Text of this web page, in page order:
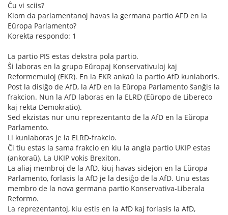
Ĉu vi sciis?
Kiom da parlamentanoj havas la germana partio AFD en la
Eŭropa Parlamento?
Korekta respondo: 1
La partio PIS estas dekstra pola partio.
Ŝi laboras en la grupo Eŭropaj Konservativuloj kaj
Reformemuloj (EKR). En la EKR ankaŭ la partio AfD kunlaboris.
Post la disiĝo de AfD, la AfD en la Eŭropa Parlamento ŝanĝis la
frakcion. Nun la AfD laboras en la ELRD (Eŭropo de Libereco
kaj rekta Demokratio).
Sed ekzistas nur unu reprezentanto de la AfD en la Eŭropa
Parlamento.
Li kunlaboras je la ELRD-frakcio.
Ĉi tiu estas la sama frakcio en kiu la angla partio UKIP estas
(ankoraŭ). La UKIP vokis Brexiton.
La aliaj membroj de la AfD, kiuj havas sidejon en la Eŭropa
Parlamento, forlasis la AfD je la desiĝo de la AfD. Unu estas
membro de la nova germana partio Konservativa-Liberala
Reformo.
La reprezentantoj, kiu estis en la AfD kaj forlasis la AfD,